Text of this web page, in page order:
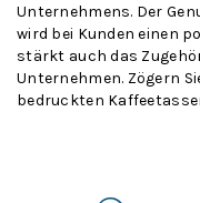
Unternehmens. Der
wird bei Kunden einen
stärkt auch das
Unternehmen. Zögern
bedruckten